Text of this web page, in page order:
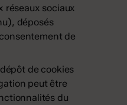
réseaux sociaux
déposés
de
de cookies
peut être
du